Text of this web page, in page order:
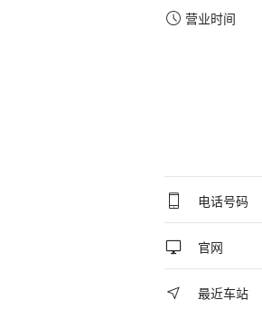
营业时间
电话号码
官网
最近车站